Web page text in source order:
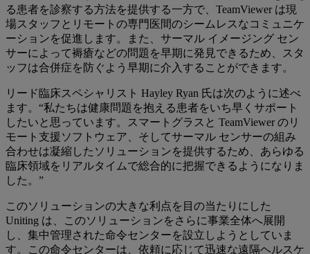
る患者を診察する方法を提供する一方で、TeamViewer は現
場スタッフとリモートの専門医間のシームレスなコミュニケ
ーションを促進します。また、サーマル イメージング セン
サーによって褥瘡などの問題を早期に発見できるため、スタ
ッフは合併症を防ぐよう早期に介入することができます。
リード臨床スペシャリスト Hayley Ryan 氏は次のように述べ
ます。“私たちは健康問題を抱える患者をいち早くサポート
したいと思っています。スマートグラスと TeamViewer のリ
モート支援ソフトウェア、そしてサーマル センサーの組み
合わせは凝縮したソリューションを提供するため、あらゆる
臨床領域をリアルタイムで総合的に把握できるようになりま
した。”
このソリューションの大きな利点を目の当たりにした
Uniting は、このソリューションをさらに事業全体へ展開
し、集中管理された命令センターを設立しようとしていま
す。この命令センターは、依頼に応じて迅速な遠隔ヘルスケ